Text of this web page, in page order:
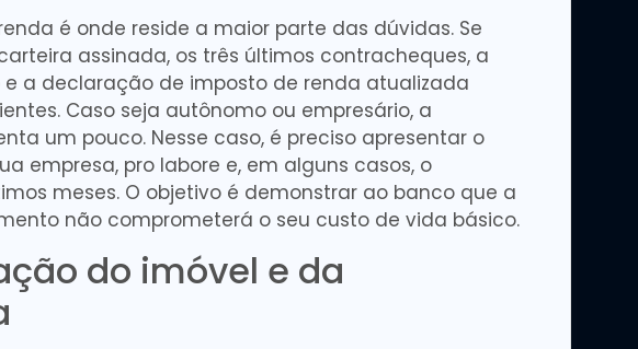
é onde reside a maior parte das dúvidas. Se
assinada, os três últimos contracheques, a
a declaração de imposto de renda atualizada
Caso seja autônomo ou empresário, a
um pouco. Nesse caso, é preciso apresentar o
empresa, pro labore e, em alguns casos, o
meses. O objetivo é demonstrar ao banco que a
não comprometerá o seu custo de vida básico.
do imóvel e da